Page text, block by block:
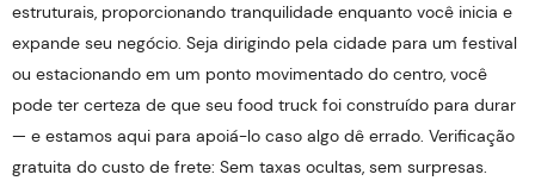
estruturais, proporcionando tranquilidade enquanto você inicia e
expande seu negócio. Seja dirigindo pela cidade para um festival
ou estacionando em um ponto movimentado do centro, você
pode ter certeza de que seu food truck foi construído para durar
— e estamos aqui para apoiá-lo caso algo dê errado. Verificação
gratuita do custo de frete: Sem taxas ocultas, sem surpresas.